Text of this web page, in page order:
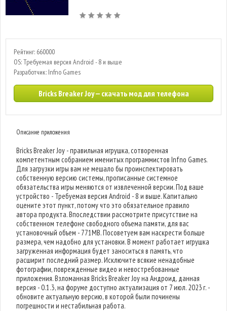
Рейтинг: 660000
OS: Требуемая версия Android - 8 и выше
Разработчик: Infno Games
Bricks Breaker Joy — скачать мод для телефона
Описание приложения
Bricks Breaker Joy - правильная игрушка, сотворенная
компетентным собранием именитых программистов Infno Games.
Для загрузки игры вам не мешало бы проинспектировать
собственную версию системы, прописанные системное
обязательства игры меняются от извлеченной версии. Под ваше
устройство - Требуемая версия Android - 8 и выше. Капитально
оцените этот пункт, потому что это обязательное правило
автора продукта. Впоследствии рассмотрите присутствие на
собственном телефоне свободного объема памяти, для вас
установочный объем - 771MB. Посоветуем вам наскрести больше
размера, чем надобно для установки. В момент работает игрушка
загруженная информация будет заноситься в память, что
расширит последний размер. Исключите всякие ненадобные
фотографии, поврежденные видео и невостребованные
приложения. Взломанная Bricks Breaker Joy на Андроид, данная
версия - 0.1.3, на форуме доступно актуализация от 7 июл. 2023 г. -
обновите актуальную версию, в которой были починены
погрешности и нестабильная работа.